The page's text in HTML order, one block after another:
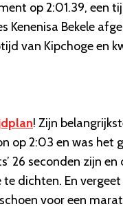
op 2:01.39, een
Kenenisa Bekele
van Kipchoge en
! Zijn
op 2:03 en was het
26 seconden zijn
dichten. En
voor een